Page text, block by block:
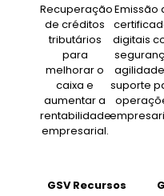
Recuperação
de créditos
tributários
para
melhorar o
caixa e
aumentar a
rentabilidade
empresarial.
Emissão
digitais
suporte
GSV Recursos